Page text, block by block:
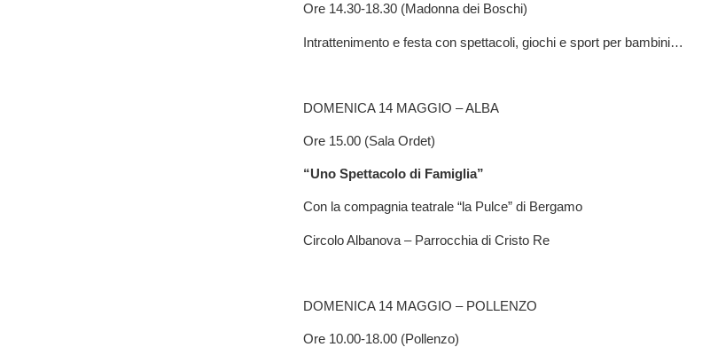
Ore 14.30-18.30 (Madonna dei Boschi)
Intrattenimento e festa con spettacoli, giochi e sport per bambini…
DOMENICA 14 MAGGIO – ALBA
Ore 15.00 (Sala Ordet)
“Uno Spettacolo di Famiglia”
Con la compagnia teatrale “la Pulce” di Bergamo
Circolo Albanova – Parrocchia di Cristo Re
DOMENICA 14 MAGGIO – POLLENZO
Ore 10.00-18.00 (Pollenzo)